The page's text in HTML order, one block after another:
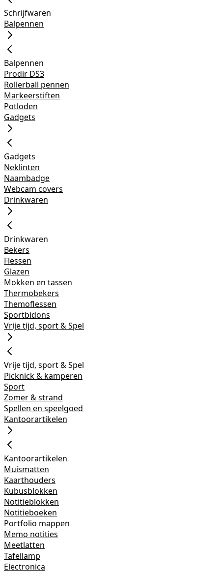
Schrijfwaren
Balpennen
Balpennen
Prodir DS3
Rollerball pennen
Markeerstiften
Potloden
Gadgets
Gadgets
Neklinten
Naambadge
Webcam covers
Drinkwaren
Drinkwaren
Bekers
Flessen
Glazen
Mokken en tassen
Thermobekers
Themoflessen
Sportbidons
Vrije tijd, sport & Spel
Vrije tijd, sport & Spel
Picknick & kamperen
Sport
Zomer & strand
Spellen en speelgoed
Kantoorartikelen
Kantoorartikelen
Muismatten
Kaarthouders
Kubusblokken
Notitieblokken
Notitieboeken
Portfolio mappen
Memo notities
Meetlatten
Tafellamp
Electronica